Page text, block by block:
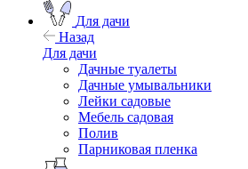
Для дачи
Назад
Для дачи
Дачные туалеты
Дачные умывальники
Лейки садовые
Мебель садовая
Полив
Парниковая пленка